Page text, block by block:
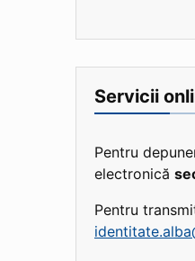
Servicii
Pentru
electronică
Pentru